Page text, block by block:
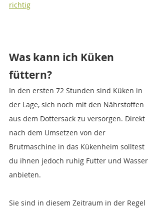
richtig
Was kann ich Küken
füttern?
In den ersten 72 Stunden sind Küken in
der Lage, sich noch mit den Nährstoffen
aus dem Dottersack zu versorgen. Direkt
nach dem Umsetzen von der
Brutmaschine in das Kükenheim solltest
du ihnen jedoch ruhig Futter und Wasser
anbieten.
Sie sind in diesem Zeitraum in der Regel